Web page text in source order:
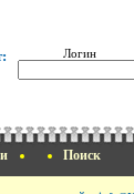
Логин
Поиск